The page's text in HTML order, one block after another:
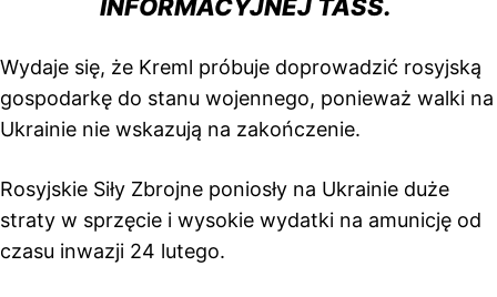
INFORMACYJNEJ TASS.
Wydaje się, że Kreml próbuje doprowadzić rosyjską
gospodarkę do stanu wojennego, ponieważ walki na
Ukrainie nie wskazują na zakończenie.
Rosyjskie Siły Zbrojne poniosły na Ukrainie duże
straty w sprzęcie i wysokie wydatki na amunicję od
czasu inwazji 24 lutego.